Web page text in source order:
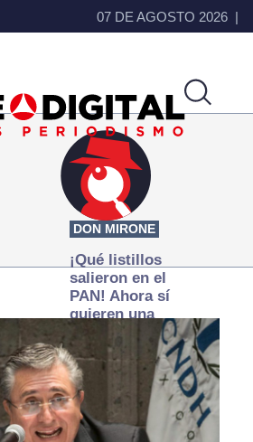
07 DE AGOSTO 2026
DON MIRONE
¡Qué listillos
salieron en el
PAN! Ahora sí
quieren una
Fiscalía
autónoma… y
transexenal